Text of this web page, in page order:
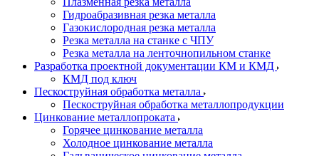
Гидроабразивная резка металла
Газокислородная резка металла
Резка металла на станке с ЧПУ
Резка металла на ленточнопильном станке
Разработка проектной документации КМ и КМД
КМД под ключ
Пескоструйная обработка металла
Пескоструйная обработка металлопродукции
Цинкование металлопроката
Горячее цинкование металла
Холодное цинкование металла